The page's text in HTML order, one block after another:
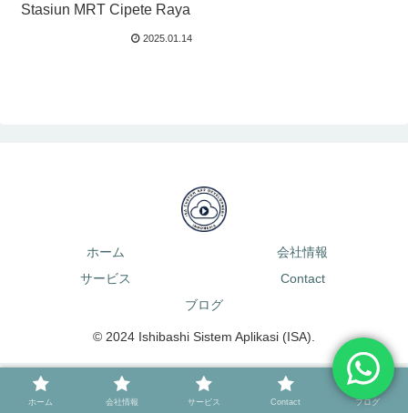
Stasiun MRT Cipete Raya
2025.01.14
ホーム
会社情報
サービス
Contact
ブログ
© 2024 Ishibashi Sistem Aplikasi (ISA).
ホーム 会社情報 サービス Contact ブログ